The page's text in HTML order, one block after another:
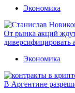
Экономика
От рынка акций
диверсифицировать
Экономика
В Аргентине